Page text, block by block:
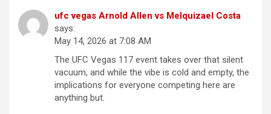
ufc vegas Arnold Allen vs Melquizael Costa
says:
May 14, 2026 at 7:08 AM
The UFC Vegas 117 event takes over that silent
vacuum, and while the vibe is cold and empty, the
implications for everyone competing here are
anything but.